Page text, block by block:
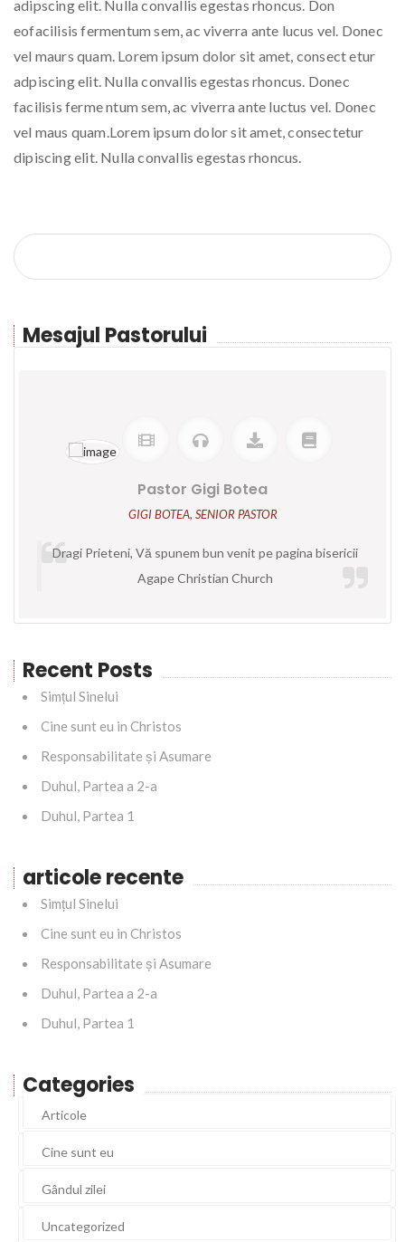
adipscing elit. Nulla convallis egestas rhoncus. Don
eofacilisis fermentum sem, ac viverra ante lucus vel. Donec
vel maurs quam. Lorem ipsum dolor sit amet, consect etur
adpiscing elit. Nulla convallis egestas rhoncus. Donec
facilisis ferme ntum sem, ac viverra ante luctus vel. Donec
vel maus quam.Lorem ipsum dolor sit amet, consectetur
dipiscing elit. Nulla convallis egestas rhoncus.
Mesajul Pastorului
Agape Christian Church
Recent Posts
Simțul Sinelui
Cine sunt eu in Christos
Responsabilitate și Asumare
Duhul, Partea a 2-a
Duhul, Partea 1
articole recente
Simțul Sinelui
Cine sunt eu in Christos
Responsabilitate și Asumare
Duhul, Partea a 2-a
Duhul, Partea 1
Categories
Articole
Cine sunt eu
Gândul zilei
Uncategorized